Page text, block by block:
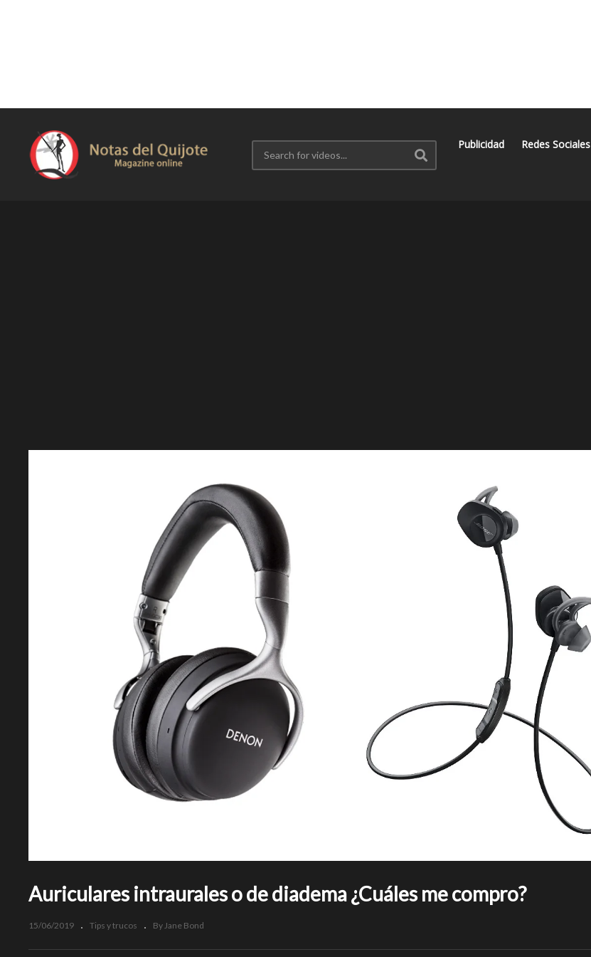
Publicidad Redes Sociales
Auriculares intraurales o de diadema ¿Cuáles me compro?
15/06/2019 Tips y trucos By Jane Bond